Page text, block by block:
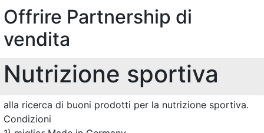
Offrire Partnership di
vendita
Nutrizione sportiva
alla ricerca di buoni prodotti per la nutrizione sportiva.
Condizioni